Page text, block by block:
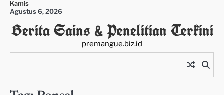
Skip
content
Kamis
Agustus 6, 2026
Berita Sains & Penelitian Terkini
premangue.biz.id